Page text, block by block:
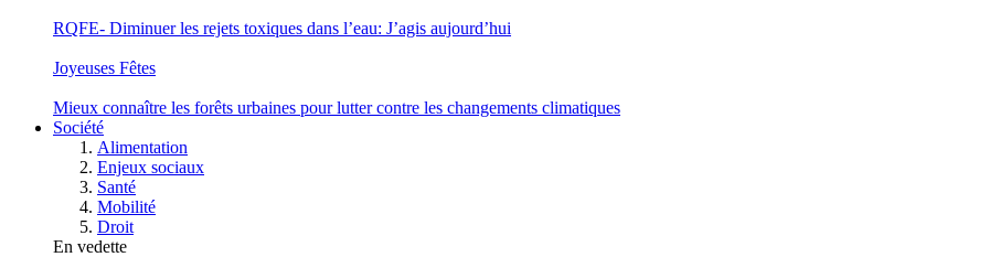
RQFE- Diminuer les rejets toxiques dans l’eau: J’agis aujourd’hui
Joyeuses Fêtes
Mieux connaître les forêts urbaines pour lutter contre les changements climatiques
Société
Alimentation
Enjeux sociaux
Santé
Mobilité
Droit
En vedette